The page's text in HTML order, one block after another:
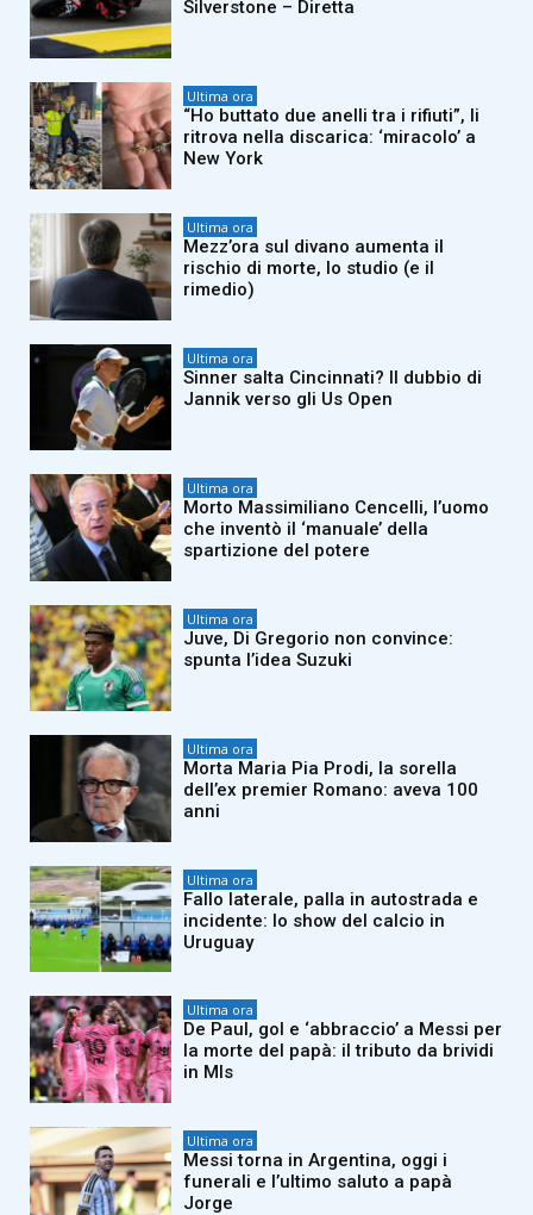
Silverstone – Diretta
Ultima ora
“Ho buttato due anelli tra i rifiuti”, li
ritrova nella discarica: ‘miracolo’ a
New York
Ultima ora
Mezz’ora sul divano aumenta il
rischio di morte, lo studio (e il
rimedio)
Ultima ora
Sinner salta Cincinnati? Il dubbio di
Jannik verso gli Us Open
Ultima ora
Morto Massimiliano Cencelli, l’uomo
che inventò il ‘manuale’ della
spartizione del potere
Ultima ora
Juve, Di Gregorio non convince:
spunta l’idea Suzuki
Ultima ora
Morta Maria Pia Prodi, la sorella
dell’ex premier Romano: aveva 100
anni
Ultima ora
Fallo laterale, palla in autostrada e
incidente: lo show del calcio in
Uruguay
Ultima ora
De Paul, gol e ‘abbraccio’ a Messi per
la morte del papà: il tributo da brividi
in Mls
Ultima ora
Messi torna in Argentina, oggi i
funerali e l’ultimo saluto a papà
Jorge